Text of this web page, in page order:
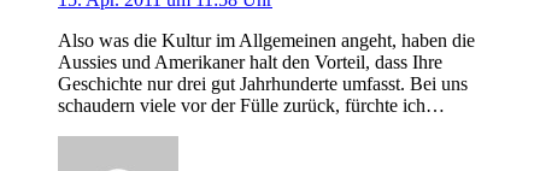
Also was die Kultur im Allgemeinen angeht, haben die
Aussies und Amerikaner halt den Vorteil, dass Ihre
Geschichte nur drei gut Jahrhunderte umfasst. Bei uns
schaudern viele vor der Fülle zurück, fürchte ich…